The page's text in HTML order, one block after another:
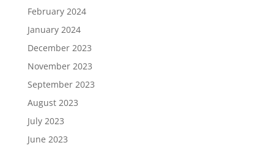
February 2024
January 2024
December 2023
November 2023
September 2023
August 2023
July 2023
June 2023